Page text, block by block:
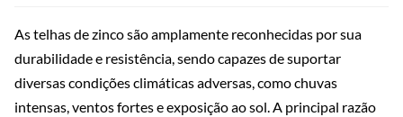
As telhas de zinco são amplamente reconhecidas por sua
durabilidade e resistência, sendo capazes de suportar
diversas condições climáticas adversas, como chuvas
intensas, ventos fortes e exposição ao sol. A principal razão